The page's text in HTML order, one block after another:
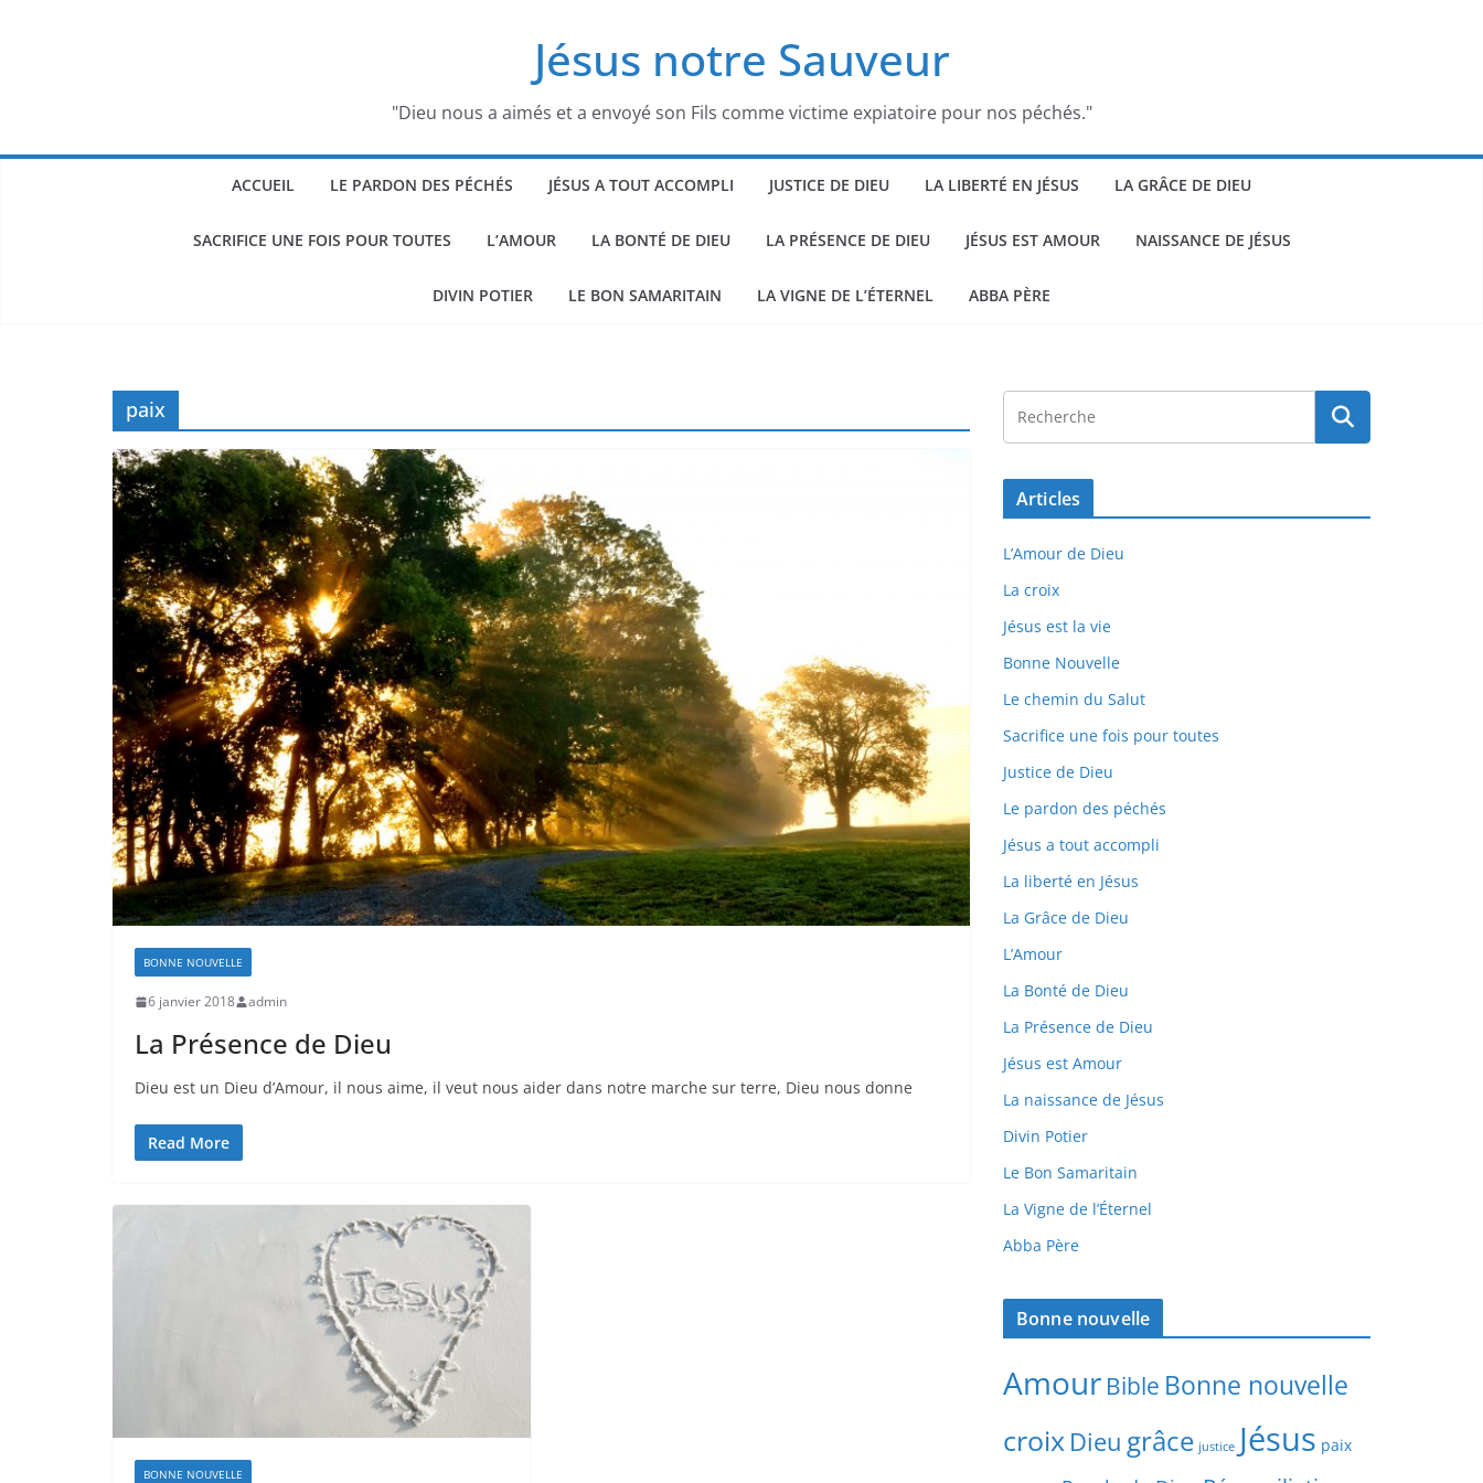
Jésus notre Sauveur
"Dieu nous a aimés et a envoyé son Fils comme victime expiatoire pour nos péchés."
ACCUEIL LE PARDON DES PÉCHÉS JÉSUS A TOUT ACCOMPLI JUSTICE DE DIEU LA LIBERTÉ EN JÉSUS LA GRÂCE DE DIEU
SACRIFICE UNE FOIS POUR TOUTES L’AMOUR LA BONTÉ DE DIEU LA PRÉSENCE DE DIEU JÉSUS EST AMOUR NAISSANCE DE JÉSUS
DIVIN POTIER LE BON SAMARITAIN LA VIGNE DE L’ÉTERNEL ABBA PÈRE
paix
BONNE NOUVELLE
6 janvier 2018 admin
La Présence de Dieu
Dieu est un Dieu d’Amour, il nous aime, il veut nous aider dans notre marche sur terre, Dieu nous donne
Read More
BONNE NOUVELLE
Articles
L’Amour de Dieu
La croix
Jésus est la vie
Bonne Nouvelle
Le chemin du Salut
Sacrifice une fois pour toutes
Justice de Dieu
Le pardon des péchés
Jésus a tout accompli
La liberté en Jésus
La Grâce de Dieu
L’Amour
La Bonté de Dieu
La Présence de Dieu
Jésus est Amour
La naissance de Jésus
Divin Potier
Le Bon Samaritain
La Vigne de l’Éternel
Abba Père
Bonne nouvelle
Amour Bible Bonne nouvelle
croix Dieu grâce justice Jésus paix